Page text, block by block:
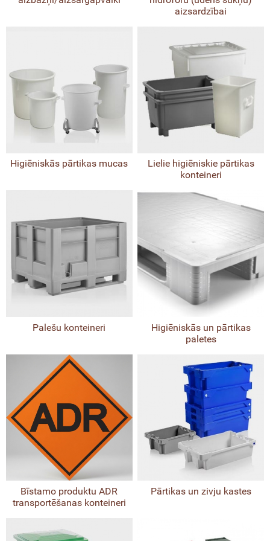
aizsardzībai
Higiēniskās pārtikas mucas
Lielie higiēniskie pārtikas
konteineri
Palešu konteineri
Higiēniskās un pārtikas
paletes
Bīstamo produktu ADR
transportēšanas konteineri
Pārtikas un zivju kastes